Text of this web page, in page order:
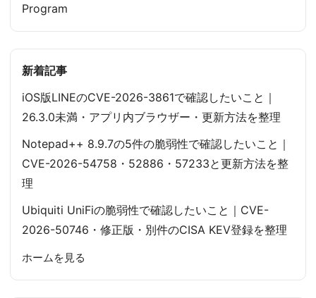
Program
新着記事
iOS版LINEのCVE-2026-3861で確認したいこと｜
26.3.0未満・アプリ内ブラウザー・更新方法を整理
Notepad++ 8.9.7の5件の脆弱性で確認したいこと｜
CVE-2026-54758・52886・57233と更新方法を整
理
Ubiquiti UniFiの脆弱性で確認したいこと｜CVE-
2026-50746・修正版・別件のCISA KEV登録を整理
ホームを見る